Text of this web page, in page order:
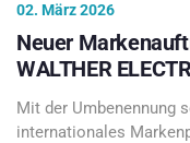
02. März 2026
Neuer
WALTHER
Mit der Umbenennung
internationales